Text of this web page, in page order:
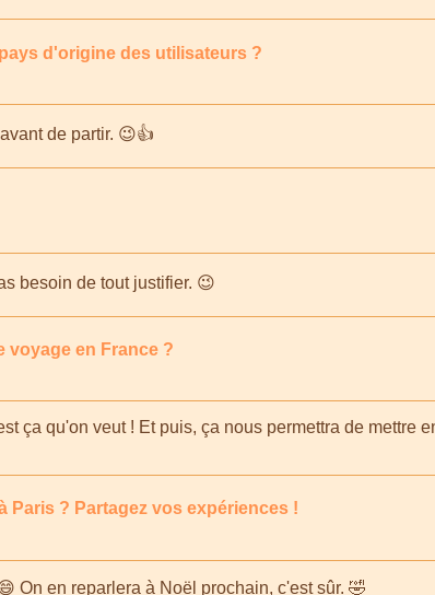
d'origine des utilisateurs ?
de partir. 😉👍
besoin de tout justifier. 😉
voyage en France ?
ça qu'on veut ! Et puis, ça nous permettra de mettre
Paris ? Partagez vos expériences !
On en reparlera à Noël prochain, c'est sûr. 🤣